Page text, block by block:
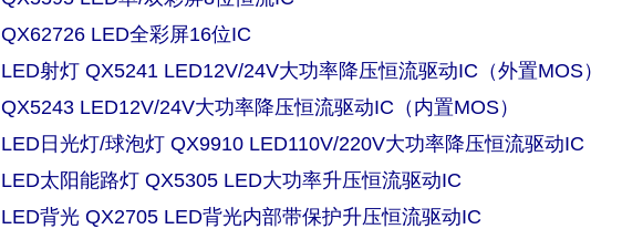
QX62726 LED全彩屏16位IC
LED射灯 QX5241 LED12V/24V大功率降压恒流驱动IC（外置MOS）
QX5243 LED12V/24V大功率降压恒流驱动IC（内置MOS）
LED日光灯/球泡灯 QX9910 LED110V/220V大功率降压恒流驱动IC
LED太阳能路灯 QX5305 LED大功率升压恒流驱动IC
LED背光 QX2705 LED背光内部带保护升压恒流驱动IC